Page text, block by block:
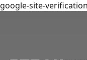
google-site-